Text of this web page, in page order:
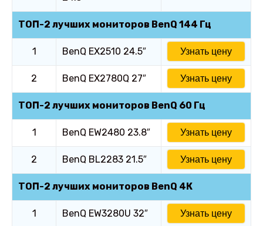
ТОП-2 лучших мониторов BenQ 144 Гц
1 BenQ EX2510 24.5″ Узнать цену
2 BenQ EX2780Q 27″ Узнать цену
ТОП-2 лучших мониторов BenQ 60 Гц
1 BenQ EW2480 23.8″ Узнать цену
2 BenQ BL2283 21.5″ Узнать цену
ТОП-2 лучших мониторов BenQ 4К
1 BenQ EW3280U 32″ Узнать цену